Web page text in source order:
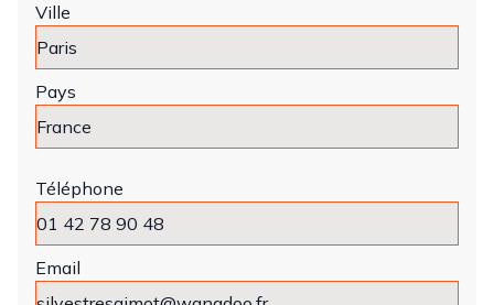
Ville
Pays
Téléphone
Email